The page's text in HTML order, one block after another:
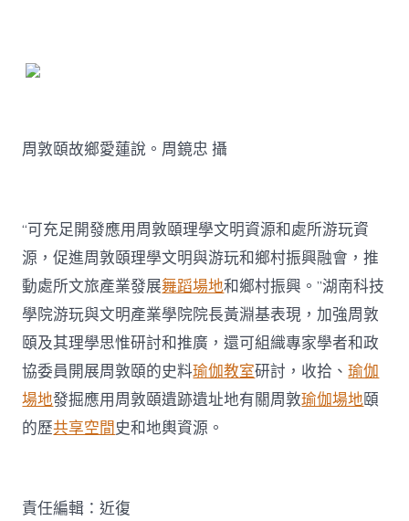
周敦頤故鄉愛蓮說。周鏡忠 攝
“可充足開發應用周敦頤理學文明資源和處所游玩資
源，促進周敦頤理學文明與游玩和鄉村振興融會，推
動處所文旅產業發展舞蹈場地和鄉村振興。”湖南科技
學院游玩與文明產業學院院長黃淵基表現，加強周敦
頤及其理學思惟研討和推廣，還可組織專家學者和政
協委員開展周敦頤的史料瑜伽教室研討，收拾、瑜伽
場地發掘應用周敦頤遺跡遺址地有關周敦瑜伽場地頤
的歷共享空間史和地輿資源。
責任編輯：近復